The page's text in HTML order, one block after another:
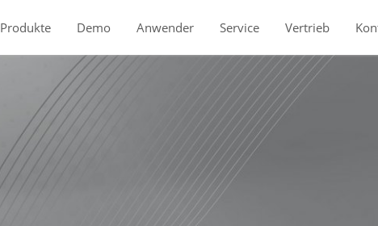
Produkte Demo Anwender Service Vertrieb